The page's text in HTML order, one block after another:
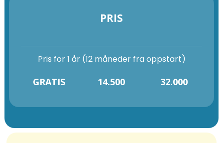
PRIS
Pris for 1 år (12 måneder fra oppstart)
GRATIS 14.500 32.000